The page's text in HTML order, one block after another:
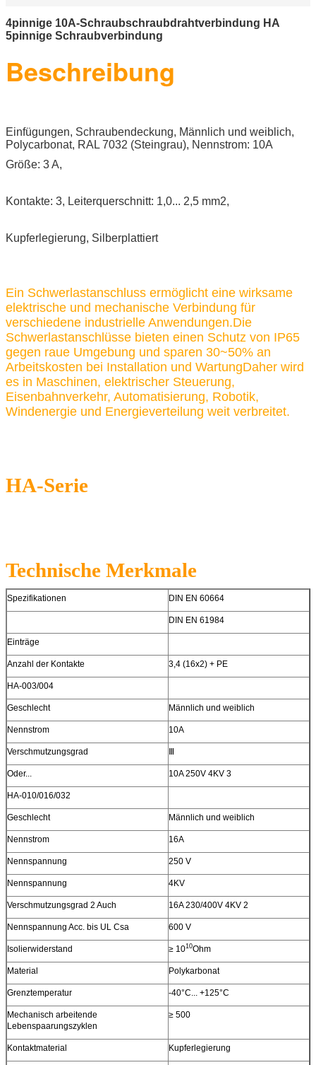
4pinnige 10A-Schraubschraubdrahtverbindung HA
5pinnige Schraubverbindung
Beschreibung
Einfügungen, Schraubendeckung, Männlich und weiblich,
Polycarbonat, RAL 7032 (Steingrau), Nennstrom: 10A
Größe: 3 A,
Kontakte: 3, Leiterquerschnitt: 1,0... 2,5 mm2,
Kupferlegierung, Silberplattiert
Ein Schwerlastanschluss ermöglicht eine wirksame
elektrische und mechanische Verbindung für
verschiedene industrielle Anwendungen.Die
Schwerlastanschlüsse bieten einen Schutz von IP65
gegen raue Umgebung und sparen 30~50% an
Arbeitskosten bei Installation und WartungDaher wird
es in Maschinen, elektrischer Steuerung,
Eisenbahnverkehr, Automatisierung, Robotik,
Windenergie und Energieverteilung weit verbreitet.
HA-Serie
Technische Merkmale
Spezifikationen DIN EN 60664
DIN EN 61984
Einträge
Anzahl der Kontakte 3,4 (16x2) + PE
HA-003/004
Geschlecht Männlich und weiblich
Nennstrom 10A
Verschmutzungsgrad Ⅲ
Oder... 10A 250V 4KV 3
HA-010/016/032
Geschlecht Männlich und weiblich
Nennstrom 16A
Nennspannung 250 V
Nennspannung 4KV
Verschmutzungsgrad 2 Auch 16A 230/400V 4KV 2
Nennspannung Acc. bis UL Csa 600 V
Isolierwiderstand ≥ 1010Ohm
Material Polykarbonat
Grenztemperatur -40°C... +125°C
Mechanisch arbeitende
Lebenspaarungszyklen
≥ 500
Kontaktmaterial Kupferlegierung